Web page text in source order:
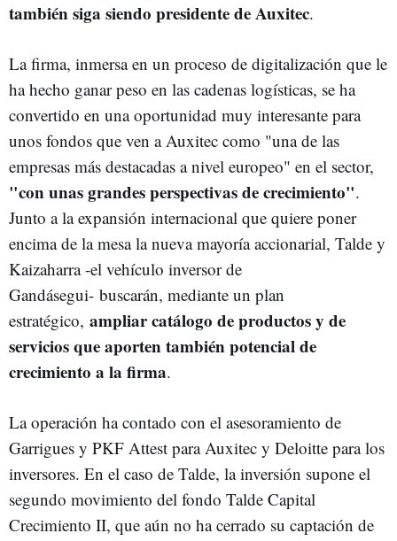
también siga siendo presidente de Auxitec.
La firma, inmersa en un proceso de digitalización que le
ha hecho ganar peso en las cadenas logísticas, se ha
convertido en una oportunidad muy interesante para
unos fondos que ven a Auxitec como "una de las
empresas más destacadas a nivel europeo" en el sector,
"con unas grandes perspectivas de crecimiento".
Junto a la expansión internacional que quiere poner
encima de la mesa la nueva mayoría accionarial, Talde y
Kaizaharra -el vehículo inversor de
Gandásegui- buscarán, mediante un plan
estratégico, ampliar catálogo de productos y de
servicios que aporten también potencial de
crecimiento a la firma.
La operación ha contado con el asesoramiento de
Garrigues y PKF Attest para Auxitec y Deloitte para los
inversores. En el caso de Talde, la inversión supone el
segundo movimiento del fondo Talde Capital
Crecimiento II, que aún no ha cerrado su captación de